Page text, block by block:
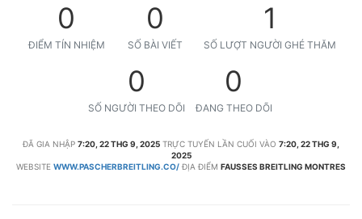
0
ĐIỂM TÍN NHIỆM
0
SỐ BÀI VIẾT
1
SỐ LƯỢT NGƯỜI GHÉ THĂM
0
SỐ NGƯỜI THEO DÕI
0
ĐANG THEO DÕI
ĐÃ GIA NHẬP 7:20, 22 THG 9, 2025 TRỰC TUYẾN LẦN CUỐI VÀO 7:20, 22 THG 9,
2025
WEBSITE WWW.PASCHERBREITLING.CO/ ĐỊA ĐIỂM FAUSSES BREITLING MONTRES